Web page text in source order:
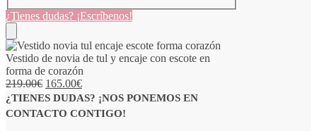
¿Tienes dudas? ¡Escríbenos!
Vestido de novia de tul y encaje con escote en
forma de corazón
219.00€ 165.00€
¿TIENES DUDAS? ¡NOS PONEMOS EN
CONTACTO CONTIGO!